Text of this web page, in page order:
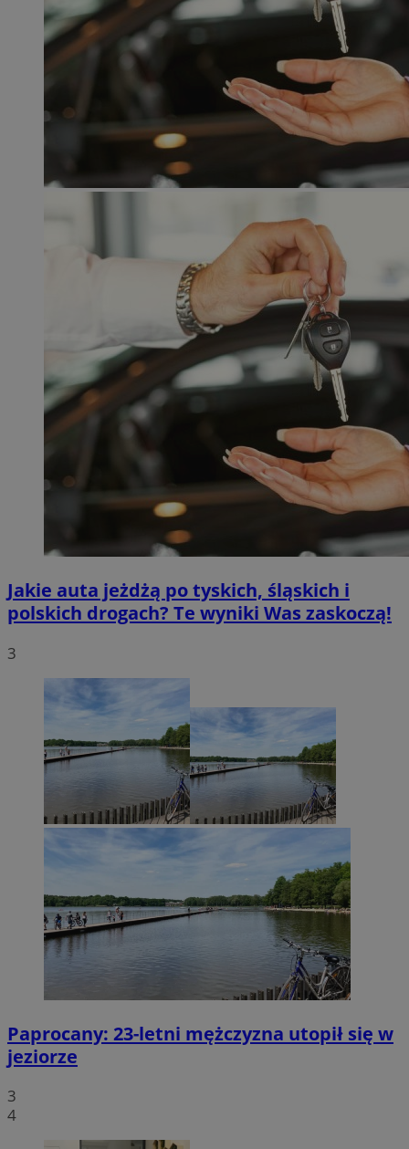
Jakie auta jeżdżą po tyskich, śląskich i
polskich drogach? Te wyniki Was zaskoczą!
3
Paprocany: 23-letni mężczyzna utopił się w
jeziorze
3
4